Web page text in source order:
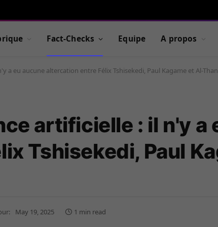
Fact-Checks Equipe A propos
a eu aucune altercation entre Félix Tshisekedi, Paul Kagame et Al-
artificielle : il n'y a
Tshisekedi, Paul
May 19, 2025 1 min read